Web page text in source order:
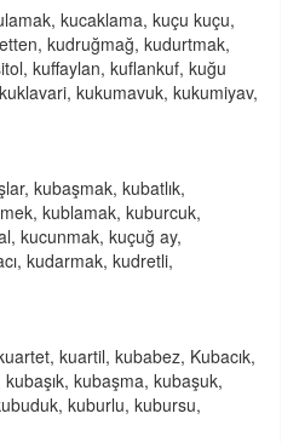
kucaklama, kuçu kuçu,
kudruğmağ, kudurtmak,
kuffaylan, kuflankuf, kuğu
kukumavuk, kukumiyav,
kubaşmak, kubatlık,
kublamak, kuburcuk,
kucunmak, kuçuğ ay,
kudarmak, kudretli,
kuartil, kubabez, Kubacık,
kubaşma, kubaşuk,
kuburlu, kubursu,